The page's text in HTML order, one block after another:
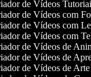
de Vídeos
de Vídeos com
de Vídeos com
de Vídeos com
de Vídeos de
de Vídeos de
de Vídeos de Arte